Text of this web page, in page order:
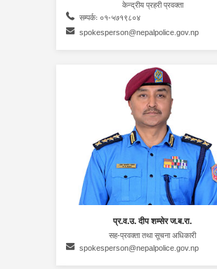
केन्द्रीय प्रहरी प्रवक्ता
सम्पर्कः ०१-५७१९८०४
spokesperson@nepalpolice.gov.np
प्र.व.उ. दीप शम्सेर ज.ब.रा.
सह-प्रवक्ता तथा सूचना अधिकारी
spokesperson@nepalpolice.gov.np